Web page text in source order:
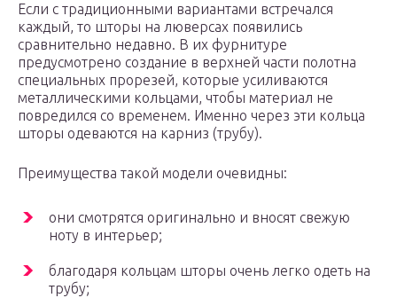
Если с традиционными вариантами встречался
каждый, то шторы на люверсах появились
сравнительно недавно. В их фурнитуре
предусмотрено создание в верхней части полотна
специальных прорезей, которые усиливаются
металлическими кольцами, чтобы материал не
повредился со временем. Именно через эти кольца
шторы одеваются на карниз (трубу).
Преимущества такой модели очевидны:
они смотрятся оригинально и вносят свежую
ноту в интерьер;
благодаря кольцам шторы очень легко одеть на
трубу;